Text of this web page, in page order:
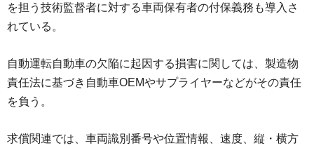
を担う技術監督者に対する車両保有者の付保義務も導入さ
れている。
自動運転自動車の欠陥に起因する損害に関しては、製造物
責任法に基づき自動車OEMやサプライヤーなどがその責任
を負う。
求償関連では、車両識別番号や位置情報、速度、縦・横方